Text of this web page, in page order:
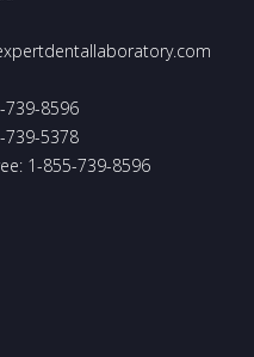
739-8596
739-5378
1-855-739-8596